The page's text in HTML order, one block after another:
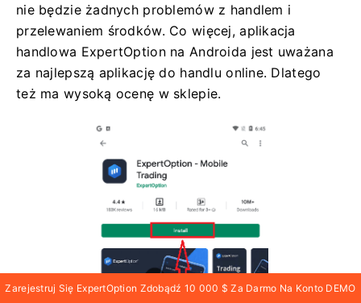
nie będzie żadnych problemów z handlem i
przelewaniem środków. Co więcej, aplikacja
handlowa ExpertOption na Androida jest uważana
za najlepszą aplikację do handlu online. Dlatego
też ma wysoką ocenę w sklepie.
Zarejestruj Się ExpertOption Zdobądź 10 000 $ Za Darmo Na Konto DEMO